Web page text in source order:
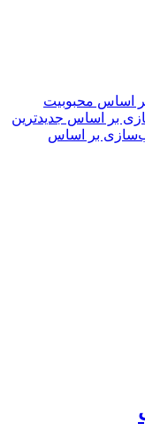
اساس محبوبیت
بر اساس جدیدترین
بر اساس